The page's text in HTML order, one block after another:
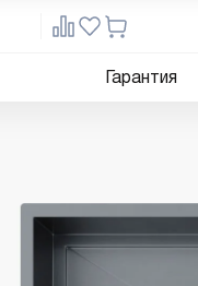
Гарантия